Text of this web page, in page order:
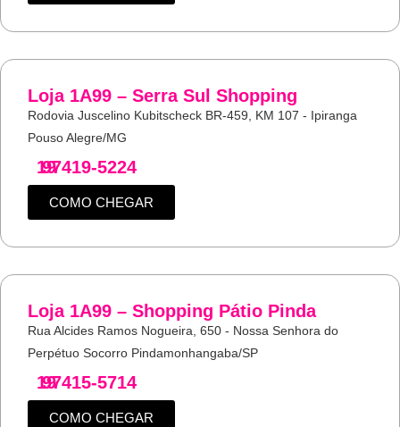
Loja 1A99 – Serra Sul Shopping
Rodovia Juscelino Kubitscheck BR-459, KM 107 - Ipiranga
Pouso Alegre/MG
19
97419-5224
COMO CHEGAR
Loja 1A99 – Shopping Pátio Pinda
Rua Alcides Ramos Nogueira, 650 - Nossa Senhora do
Perpétuo Socorro Pindamonhangaba/SP
19
97415-5714
COMO CHEGAR